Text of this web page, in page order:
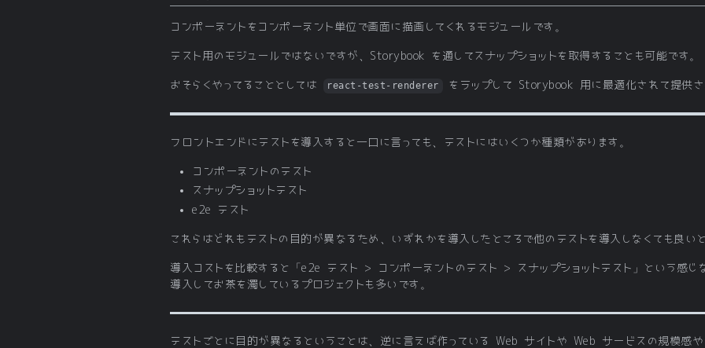
コンポーネントをコンポーネント単位で画面に描画してくれるモジュールです。
テスト用のモジュールではないですが、Storybook を通してスナップショットを取得することも可能です。
おそらくやってることとしては react-test-renderer をラップして Storybook 用に最適化されて提供さ
フロントエンドにテストを導入すると一口に言っても、テストにはいくつか種類があります。
コンポーネントのテスト
スナップショットテスト
e2e テスト
これらはどれもテストの目的が異なるため、いずれかを導入したところで他のテストを導入しなくても良い
導入コストを比較すると「e2e テスト > コンポーネントのテスト > スナップショットテスト」という感じ
導入してお茶を濁しているプロジェクトも多いです。
テストごとに目的が異なるということは、逆に言えば作っている Web サイトや Web サービスの規模感や